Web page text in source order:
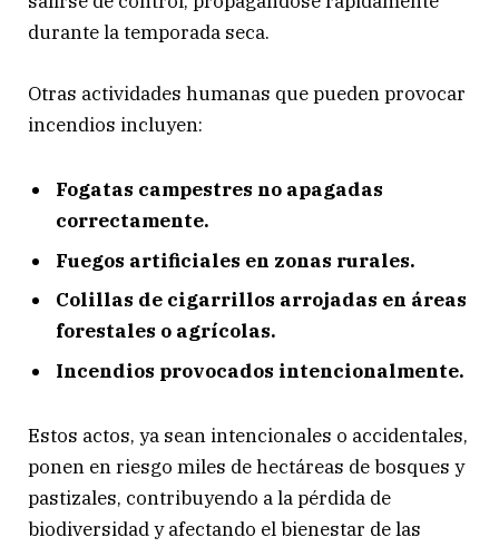
durante la temporada seca.
Otras actividades humanas que pueden provocar
incendios incluyen:
Fogatas campestres no apagadas
correctamente.
Fuegos artificiales en zonas rurales.
Colillas de cigarrillos arrojadas en áreas
forestales o agrícolas.
Incendios provocados intencionalmente.
Estos actos, ya sean intencionales o accidentales,
ponen en riesgo miles de hectáreas de bosques y
pastizales, contribuyendo a la pérdida de
biodiversidad y afectando el bienestar de las